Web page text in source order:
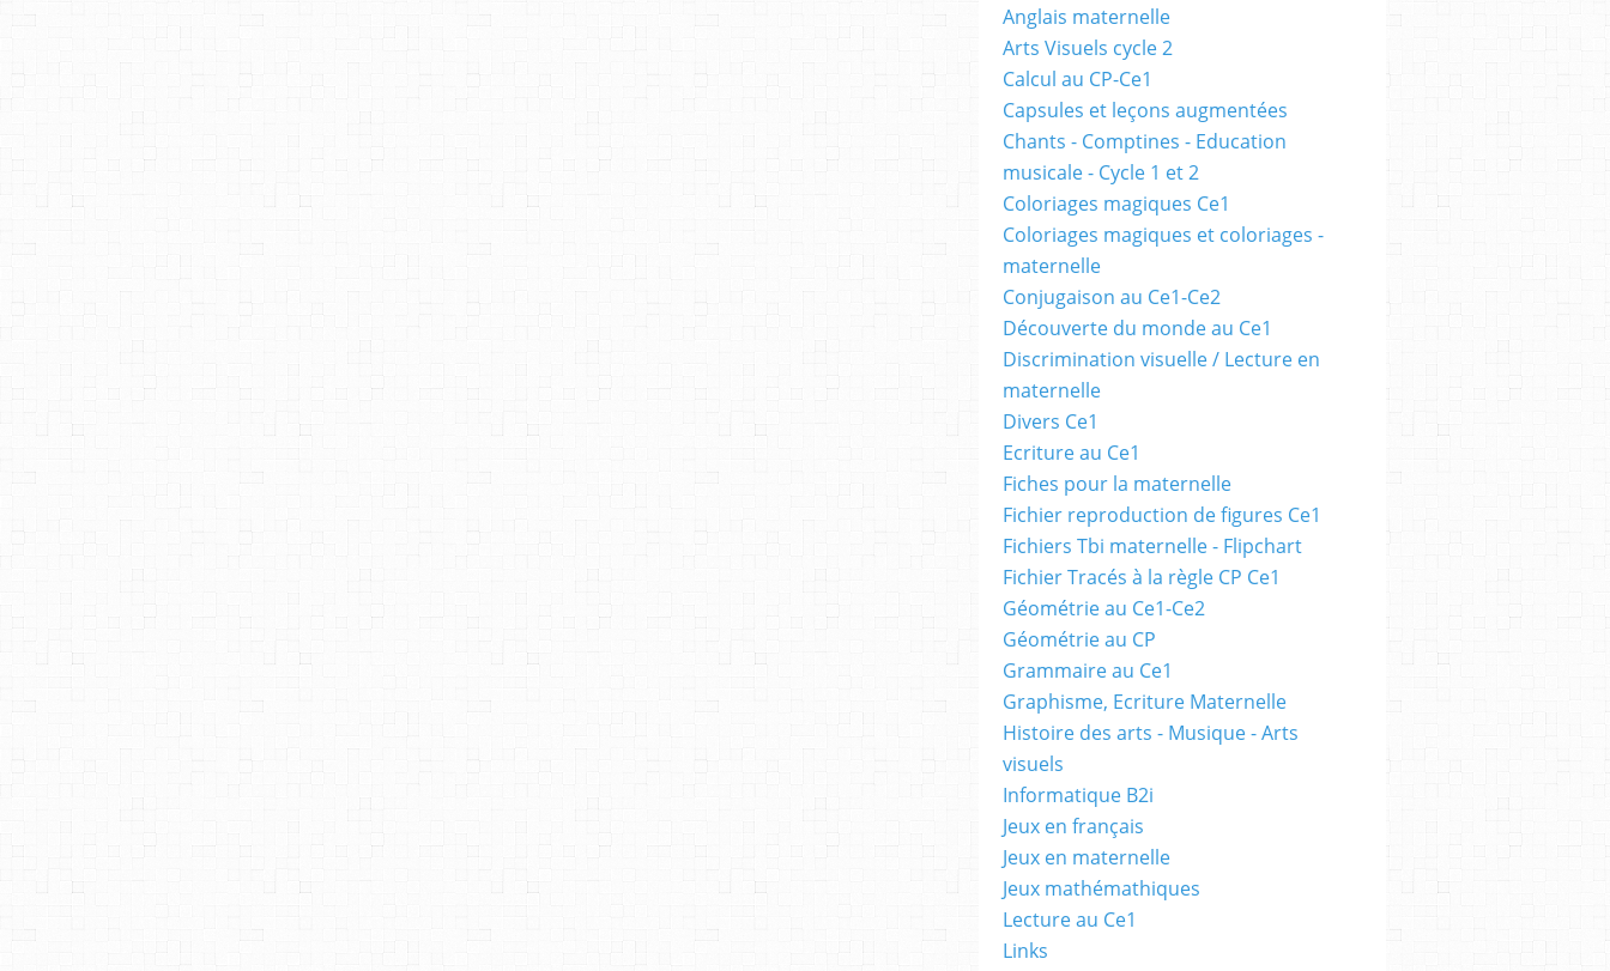
Anglais maternelle
Arts Visuels cycle 2
Calcul au CP-Ce1
Capsules et leçons augmentées
Chants - Comptines - Education
musicale - Cycle 1 et 2
Coloriages magiques Ce1
Coloriages magiques et coloriages -
maternelle
Conjugaison au Ce1-Ce2
Découverte du monde au Ce1
Discrimination visuelle / Lecture en
maternelle
Divers Ce1
Ecriture au Ce1
Fiches pour la maternelle
Fichier reproduction de figures Ce1
Fichiers Tbi maternelle - Flipchart
Fichier Tracés à la règle CP Ce1
Géométrie au Ce1-Ce2
Géométrie au CP
Grammaire au Ce1
Graphisme, Ecriture Maternelle
Histoire des arts - Musique - Arts
visuels
Informatique B2i
Jeux en français
Jeux en maternelle
Jeux mathémathiques
Lecture au Ce1
Links